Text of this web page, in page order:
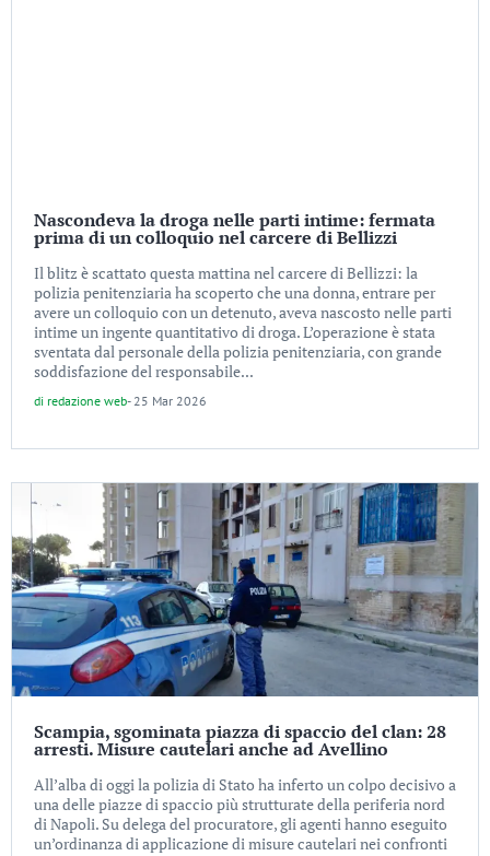
Nascondeva la droga nelle parti intime: fermata
prima di un colloquio nel carcere di Bellizzi
Il blitz è scattato questa mattina nel carcere di Bellizzi: la
polizia penitenziaria ha scoperto che una donna, entrare per
avere un colloquio con un detenuto, aveva nascosto nelle parti
intime un ingente quantitativo di droga. L’operazione è stata
sventata dal personale della polizia penitenziaria, con grande
soddisfazione del responsabile...
di redazione web- 25 Mar 2026
Scampia, sgominata piazza di spaccio del clan: 28
arresti. Misure cautelari anche ad Avellino
All’alba di oggi la polizia di Stato ha inferto un colpo decisivo a
una delle piazze di spaccio più strutturate della periferia nord
di Napoli. Su delega del procuratore, gli agenti hanno eseguito
un’ordinanza di applicazione di misure cautelari nei confronti